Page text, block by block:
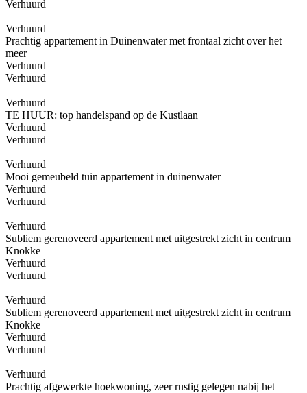
Verhuurd
Verhuurd
Prachtig appartement in Duinenwater met frontaal zicht over het
meer
Verhuurd
Verhuurd
Verhuurd
TE HUUR: top handelspand op de Kustlaan
Verhuurd
Verhuurd
Verhuurd
Mooi gemeubeld tuin appartement in duinenwater
Verhuurd
Verhuurd
Verhuurd
Subliem gerenoveerd appartement met uitgestrekt zicht in centrum
Knokke
Verhuurd
Verhuurd
Verhuurd
Subliem gerenoveerd appartement met uitgestrekt zicht in centrum
Knokke
Verhuurd
Verhuurd
Verhuurd
Prachtig afgewerkte hoekwoning, zeer rustig gelegen nabij het